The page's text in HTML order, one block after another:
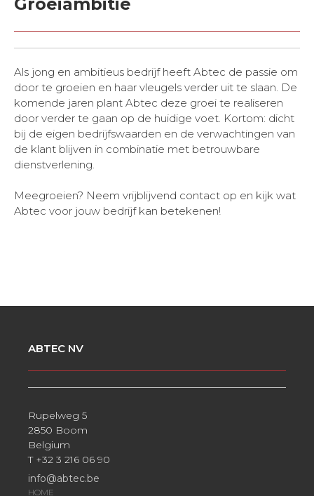
Als jong en ambitieus bedrijf heeft Abtec de passie om
door te groeien en haar vleugels verder uit te slaan. De
komende jaren plant Abtec deze groei te realiseren
door verder te gaan op de huidige voet. Kortom: dicht
bij de eigen bedrijfswaarden en de verwachtingen van
de klant blijven in combinatie met betrouwbare
dienstverlening.
Meegroeien? Neem vrijblijvend contact op en kijk wat
Abtec voor jouw bedrijf kan betekenen!
ABTEC NV
Rupelweg 5
2850 Boom
Belgium
T +32 3 216 06 90
info@abtec.be
HOME